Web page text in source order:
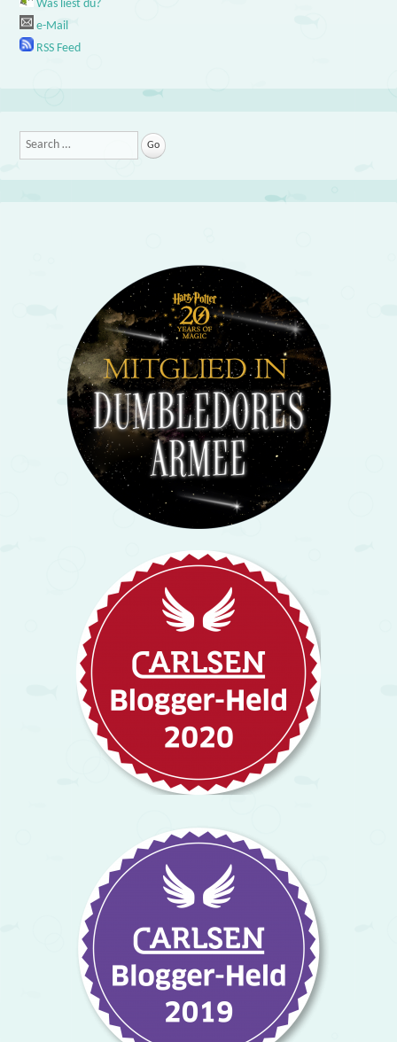
Was liest du?
e-Mail
RSS Feed
Search